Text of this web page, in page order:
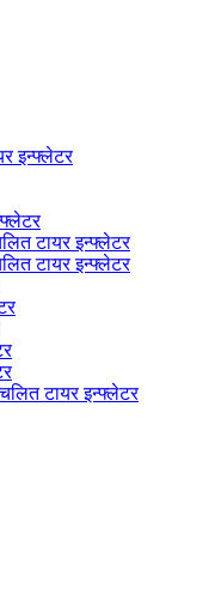
इन्फ्लेटर
टायर इन्फ्लेटर
टायर इन्फ्लेटर
टायर इन्फ्लेटर